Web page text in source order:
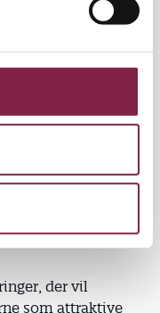
det andet
arbejdspladser
der vil
som attraktive